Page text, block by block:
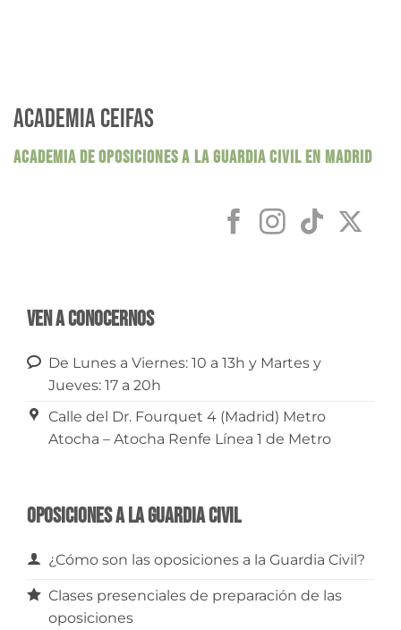
ACADEMIA CEIFAS
ACADEMIA DE OPOSICIONES A LA GUARDIA CIVIL EN MADRID
Ven a conocernos
De Lunes a Viernes: 10 a 13h y Martes y
Jueves: 17 a 20h
Calle del Dr. Fourquet 4 (Madrid) Metro
Atocha – Atocha Renfe Línea 1 de Metro
Oposiciones a la Guardia Civil
¿Cómo son las oposiciones a la Guardia Civil?
Clases presenciales de preparación de las
oposiciones